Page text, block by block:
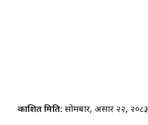
प्रकाशित मिति: सोमबार, असार २२, २०८३